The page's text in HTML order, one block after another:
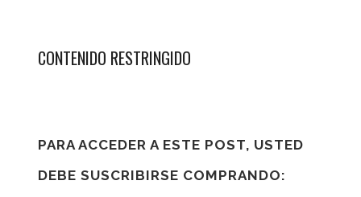
CONTENIDO RESTRINGIDO
PARA ACCEDER A ESTE POST, USTED
DEBE SUSCRIBIRSE COMPRANDO: